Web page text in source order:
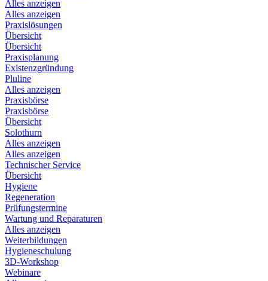
Alles anzeigen
Alles anzeigen
Praxislösungen
Übersicht
Übersicht
Praxisplanung
Existenzgründung
Pluline
Alles anzeigen
Praxisbörse
Praxisbörse
Übersicht
Solothurn
Alles anzeigen
Alles anzeigen
Technischer Service
Übersicht
Hygiene
Regeneration
Prüfungstermine
Wartung und Reparaturen
Alles anzeigen
Weiterbildungen
Hygieneschulung
3D-Workshop
Webinare